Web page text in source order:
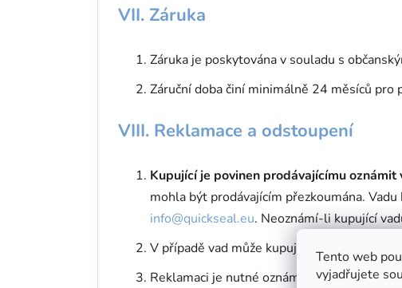
Tento web
vyjadřujete
VII. Záruka
Záruka je poskytována v souladu s
Záruční doba činí minimálně 24 měsíců
VIII. Reklamace a odstoupení
Kupující je povinen prodávajícímu
mohla být prodávajícím přezkoumána.
info@quickseal.eu. Neoznámí-li kupující
V případě vad může kupující požadovat
Reklamaci je nutné oznámit telefonicky